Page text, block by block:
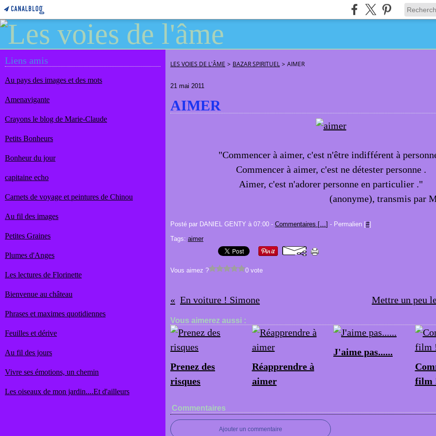
Liens amis
Au pays des images et des mots
Amenavigante
Crayons le blog de Marie-Claude
Petits Bonheurs
Bonheur du jour
capitaine echo
Carnets de voyage et peintures de Chinou
Au fil des images
Petites Graines
Plumes d'Anges
Les lectures de Florinette
Bienvenue au château
Phrases et maximes quotidiennes
Feuilles et dérive
Au fil des jours
Vivre ses émotions, un chemin
Les oiseaux de mon jardin....Et d'ailleurs
LES VOIES DE L'ÂME > BAZAR SPIRITUEL > AIMER
21 mai 2011
AIMER
"Commencer à aimer, c'est n'être indifférent à
Commencer à aimer, c'est ne détester personne .
Aimer, c'est n'adorer personne en particulier ."
(anonyme), transmis par
Posté par DANIEL GENTY à 07:00 - Commentaires […] - Permalien [#]
Tags: aimer
Vous aimez ? 0 vote
En voiture ! Simone Mettre un peu
Vous aimerez aussi :
Prenez des
risques
Réapprendre à
aimer
J'aime pas......
film
Commentaires
Ajouter un commentaire